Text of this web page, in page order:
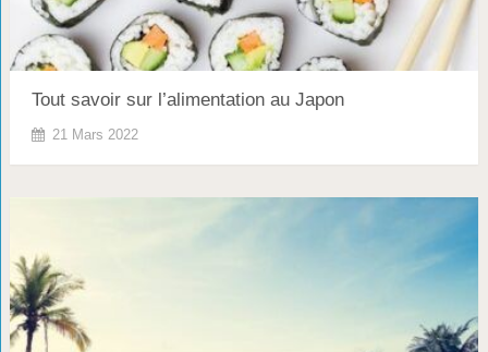
Tout savoir sur l’alimentation au Japon
21 Mars 2022